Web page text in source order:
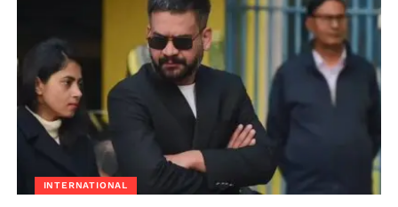
INTERNATIONAL